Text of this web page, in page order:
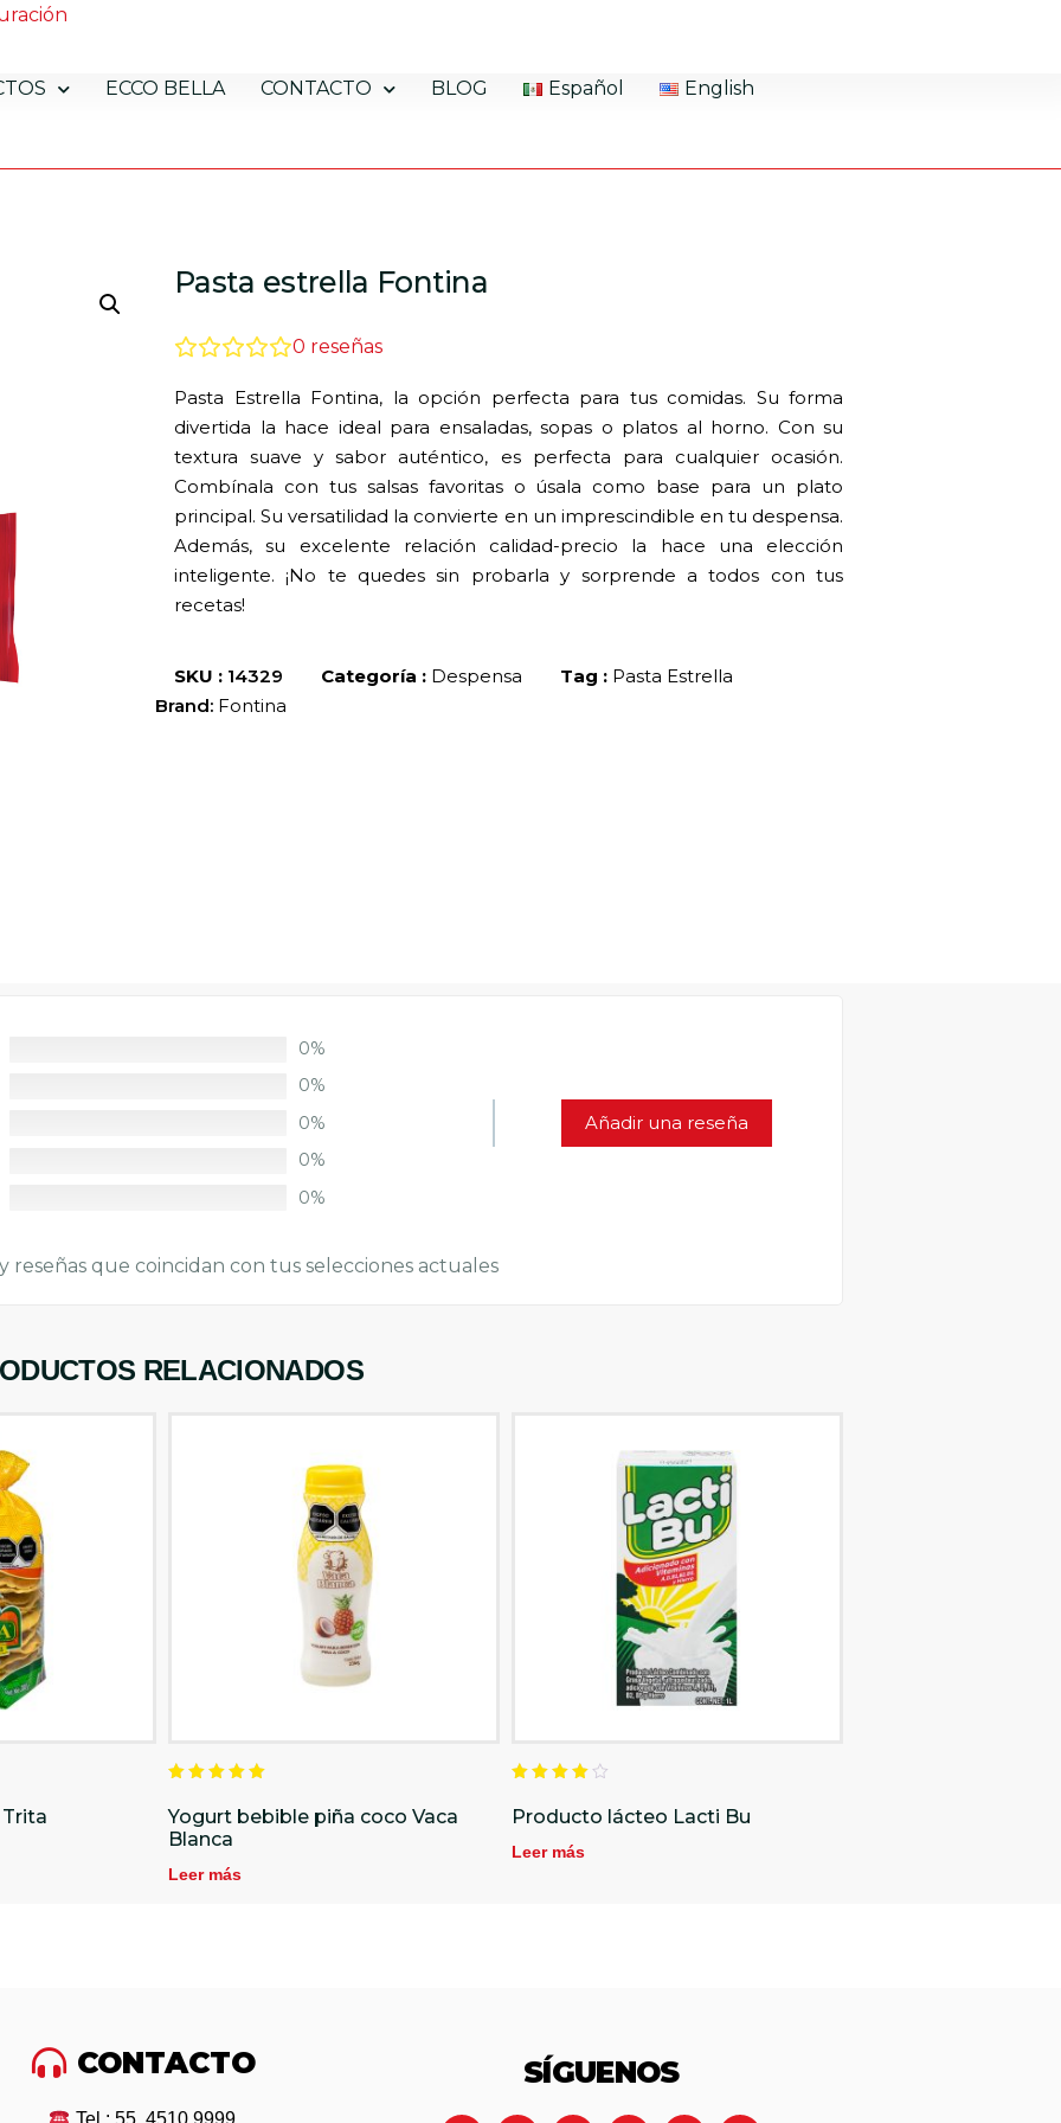
ECCO BELLA CONTACTO BLOG Español English
Pasta estrella Fontina
0 reseñas
Pasta Estrella Fontina, la opción perfecta para tus comidas. Su forma
divertida la hace ideal para ensaladas, sopas o platos al horno. Con su
textura suave y sabor auténtico, es perfecta para cualquier ocasión.
Combínala con tus salsas favoritas o úsala como base para un plato
principal. Su versatilidad la convierte en un imprescindible en tu despensa.
Además, su excelente relación calidad-precio la hace una elección
inteligente. ¡No te quedes sin probarla y sorprende a todos con tus
recetas!
SKU : 14329 Categoría : Despensa Tag : Pasta Estrella
Brand: Fontina
0%
0%
0%
0%
0%
Añadir una reseña
reseñas que coincidan con tus selecciones actuales
RELACIONADOS
en
5.00
de 5
Yogurt bebible piña coco Vaca
Blanca
Leer más
en
4.00
Producto lácteo Lacti Bu
Leer más
CONTACTO SÍGUENOS